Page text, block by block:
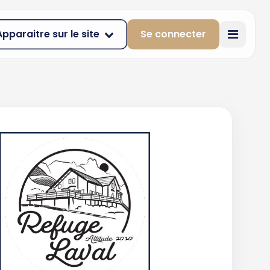
sur le site Se connecter